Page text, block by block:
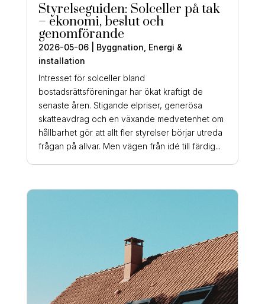
Styrelseguiden: Solceller på tak
– ekonomi, beslut och
genomförande
2026-05-06| Byggnation Energi &
installation
Intresset för solceller bland
bostadsrättsföreningar har ökat kraftigt de
senaste åren. Stigande elpriser, generösa
skatteavdrag och en växande medvetenhet om
hållbarhet gör att allt fler styrelser börjar utreda
frågan på allvar. Men vägen från idé till färdig...